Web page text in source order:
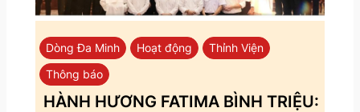
Dòng Đa Minh Hoạt động
Thỉnh Viện
Thông báo
HÀNH HƯƠNG FATIMA BÌNH TRIỆU: